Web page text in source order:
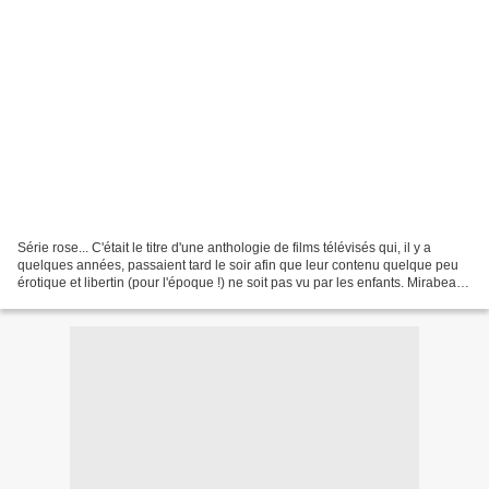
Série rose... C'était le titre d'une anthologie de films télévisés qui, il y a
quelques années, passaient tard le soir afin que leur contenu quelque peu
érotique et libertin (pour l'époque !) ne soit pas vu par les enfants. Mirabeau,